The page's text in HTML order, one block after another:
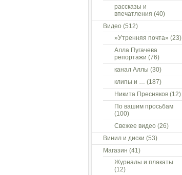
рассказы и
впечатления (40)
Видео (512)
»Утренняя почта» (23)
Алла Пугачева
репортажи (76)
канал Аллы (30)
клипы и … (187)
Никита Пресняков(12)
По вашим просьбам
(100)
Свежее видео (26)
Винил и диски (53)
Магазин (41)
Журналы и плакаты
(12)